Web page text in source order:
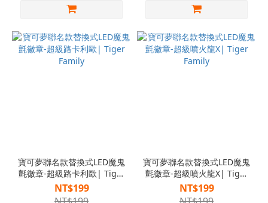
寶可夢聯名款替換式LED魔鬼
氈徽章-超級路卡利歐| Tiger
Family
NT$199
寶可夢聯名款替換式LED魔鬼
氈徽章-超級噴火龍X| Tiger
Family
NT$199